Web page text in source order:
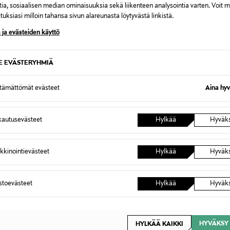
sosiaalisen median ominaisuuksia sekä liikenteen analysointia varten. Voit
milloin tahansa sivun alareunasta löytyvästä linkistä.
ja evästeiden käyttö
EVÄSTERYHMIÄ
evästeet Aina
Hylkää
Hylkää
Hylkää
HYLKÄÄ KAIKKI
beige